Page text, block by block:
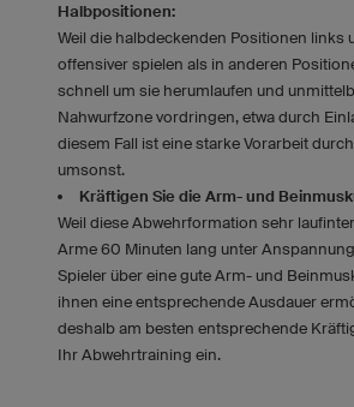
Halbpositionen:
Weil die halbdeckenden Positionen links
offensiver spielen als in anderen
schnell um sie herumlaufen und
Nahwurfzone vordringen, etwa durch
diesem Fall ist eine starke Vorarbeit
umsonst.
Kräftigen Sie die Arm- und
Weil diese Abwehrformation sehr
Arme 60 Minuten lang unter
Spieler über eine gute Arm- und
ihnen eine entsprechende Ausdauer
deshalb am besten entsprechende
Ihr Abwehrtraining ein.